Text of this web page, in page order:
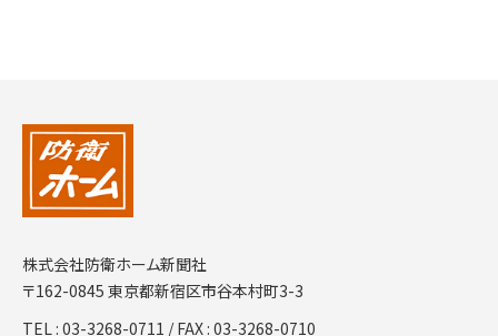
株式会社防衛ホーム新聞社
〒162-0845 東京都新宿区市谷本村町3-3
TEL :03-3268-0711 / FAX : 03-3268-0710